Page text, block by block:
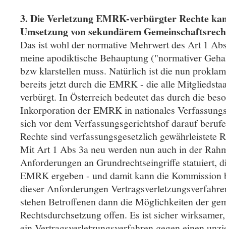
3. Die Verletzung EMRK-verbürgter Rechte
Umsetzung von sekundärem
Das ist wohl der normative Mehrwert des Art 1
meine apodiktische Behauptung ("normativer
bzw klarstellen muss. Natürlich ist die nun
bereits jetzt durch die EMRK - die alle
verbürgt. In Österreich bedeutet das durch die
Inkorporation der EMRK in nationales
sich vor dem Verfassungsgerichtshof darauf
Rechte sind verfassungsgesetzlich gewährleistete
Mit Art 1 Abs 3a neu werden nun auch in der
Anforderungen an Grundrechtseingriffe statuiert,
EMRK ergeben - und damit kann die Kommission
dieser Anforderungen
stehen Betroffenen dann die Möglichkeiten der
Rechtsdurchsetzung offen. Es ist sicher